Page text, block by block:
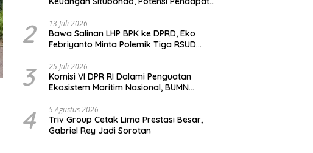
2 13 Juli 2026
Bawa Salinan LHP BPK ke DPRD, Eko
Febriyanto Minta Polemik Tiga RSUD
Opini
3 25 Juli 2026
Komisi VI DPR RI Dalami Penguatan
Ekosistem Maritim Nasional, BUMN
Surabaya
4 5 Agustus 2026
Triv Group Cetak Lima Prestasi Besar,
Gabriel Rey Jadi Sorotan